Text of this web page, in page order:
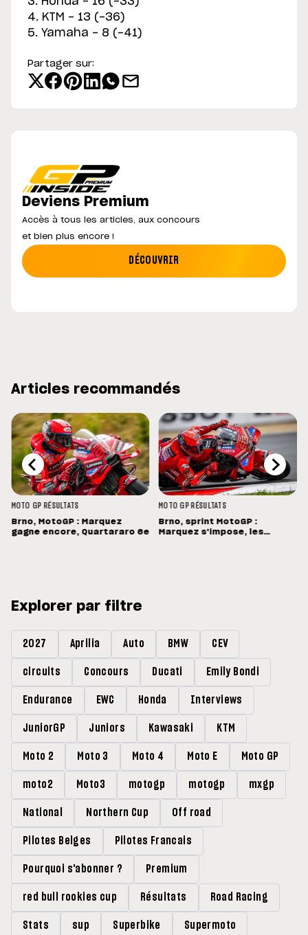
4. KTM - 13 (-36)
5. Yamaha - 8 (-41)
Partager sur:
Deviens Premium
Accès à tous les articles, aux concours
et bien plus encore !
DÉCOUVRIR
Articles recommandés
MOTO GP RÉSULTATS
Brno, MotoGP : Marquez
gagne encore, Quartararo 6e
MOTO GP RÉSULTATS
Brno, sprint MotoGP :
Marquez s'impose, les
Explorer par filtre
2027 Aprilia Auto BMW CEV
circuits Concours Ducati Emily Bondi
Endurance EWC Honda Interviews
JuniorGP Juniors Kawasaki KTM
Moto 2 Moto 3 Moto 4 Moto E Moto GP
moto2 Moto3 motogp motogp mxgp
National Northern Cup Off road
Pilotes Belges Pilotes Francais
Pourquoi s'abonner ? Premium
red bull rookies cup Résultats Road Racing
Stats sup Superbike Supermoto